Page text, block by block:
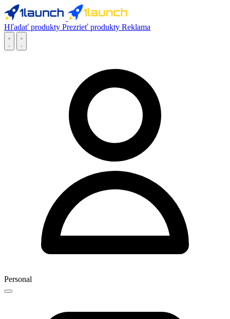
Hľadať produkty Prezrieť produkty Reklama
Personal